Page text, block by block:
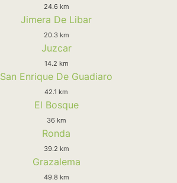
24.6 km
Jimera De Libar
20.3 km
Juzcar
14.2 km
San Enrique De Guadiaro
42.1 km
El Bosque
36 km
Ronda
39.2 km
Grazalema
49.8 km